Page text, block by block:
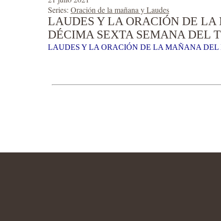
Series: Oración de la mañana y Laudes
LAUDES Y LA ORACIÓN DE LA
DÉCIMA SEXTA SEMANA DEL
LAUDES Y LA ORACIÓN DE LA MAÑANA DEL